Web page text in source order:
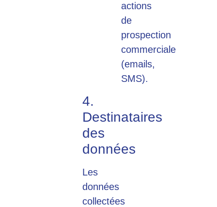
actions
de
prospection
commerciale
(emails,
SMS).
4.
Destinataires
des
données
Les
données
collectées